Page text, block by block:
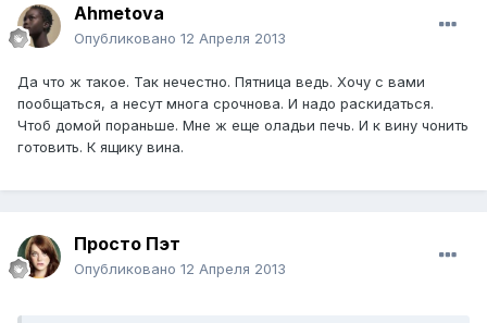
Ahmetova
Опубликовано 12 Апреля 2013
Да что ж такое. Так нечестно. Пятница ведь. Хочу с вами
пообщаться, а несут многа срочнова. И надо раскидаться.
Чтоб домой пораньше. Мне ж еще оладьи печь. И к вину чонить
готовить. К ящику вина.
Просто Пэт
Опубликовано 12 Апреля 2013